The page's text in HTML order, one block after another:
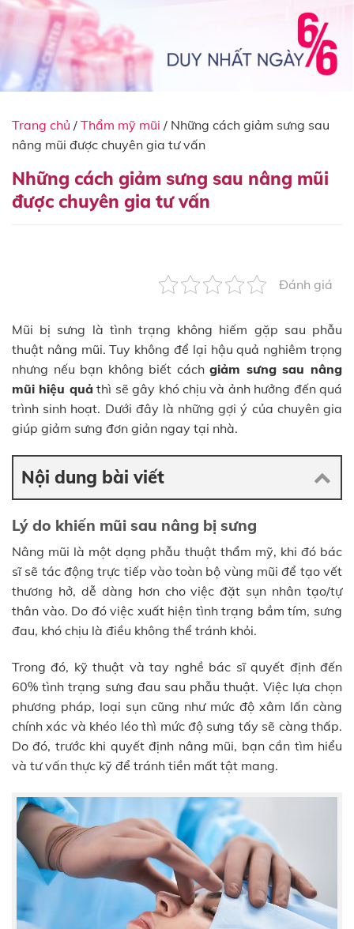
Trang chủ / Thẩm mỹ mũi / Những cách giảm sưng sau
nâng mũi được chuyên gia tư vấn
Những cách giảm sưng sau nâng mũi
được chuyên gia tư vấn
Đánh giá
Mũi bị sưng là tình trạng không hiếm gặp sau phẫu
thuật nâng mũi. Tuy không để lại hậu quả nghiêm trọng
nhưng nếu bạn không biết cáchgiảm sưng sau nâng
mũi hiệu quả thì sẽ gây khó chịu và ảnh hưởng đến quá
trình sinh hoạt. Dưới đây là những gợi ý của chuyên gia
giúp giảm sưng đơn giản ngay tại nhà.
Nội dung bài viết
Lý do khiến mũi sau nâng bị sưng
Nâng mũi là một dạng phẫu thuật thẩm mỹ, khi đó bác
sĩ sẽ tác động trực tiếp vào toàn bộ vùng mũi để tạo vết
thương hở, dễ dàng hơn cho việc đặt sụn nhân tạo/tự
thân vào. Do đó việc xuất hiện tình trạng bầm tím, sưng
đau, khó chịu là điều không thể tránh khỏi.
Trong đó, kỹ thuật và tay nghề bác sĩ quyết định đến
60% tình trạng sưng đau sau phẫu thuật. Việc lựa chọn
phương pháp, loại sụn cũng như mức độ xâm lấn càng
chính xác và khéo léo thì mức độ sưng tấy sẽ càng thấp.
Do đó, trước khi quyết định nâng mũi, bạn cần tìm hiểu
và tư vấn thực kỹ để tránh tiền mất tật mang.